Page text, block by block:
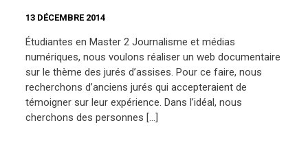
13 DÉCEMBRE 2014
Étudiantes en Master 2 Journalisme et médias
numériques, nous voulons réaliser un web documentaire
sur le thème des jurés d’assises. Pour ce faire, nous
recherchons d’anciens jurés qui accepteraient de
témoigner sur leur expérience. Dans l’idéal, nous
cherchons des personnes […]